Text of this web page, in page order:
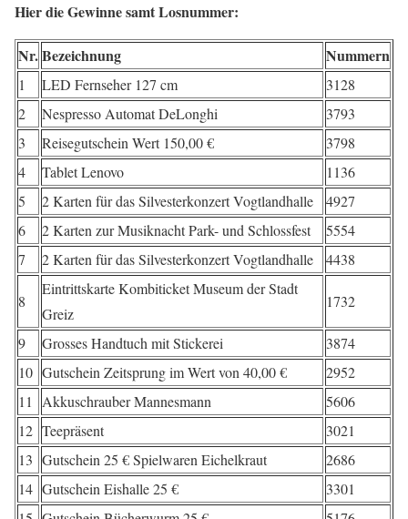
Hier die Gewinne samt Losnummer:
Nr.Bezeichnung Nummern
1 LED Fernseher 127 cm
3128
2
Nespresso Automat DeLonghi
3793
3
Reisegutschein Wert 150,00 €
3798
4
Tablet Lenovo
1136
5
2 Karten für das Silvesterkonzert Vogtlandhalle
4927
6
2 Karten zur Musiknacht Park- und Schlossfest
5554
7
2 Karten für das Silvesterkonzert Vogtlandhalle 4438
8
Eintrittskarte Kombiticket Museum der Stadt
Greiz
1732
9 Grosses Handtuch mit Stickerei
3874
10 Gutschein Zeitsprung im Wert von 40,00 €
2952
11
Akkuschrauber Mannesmann
5606
12 Teepräsent
3021
13 Gutschein 25 € Spielwaren Eichelkraut
2686
14 Gutschein Eishalle 25 €
3301